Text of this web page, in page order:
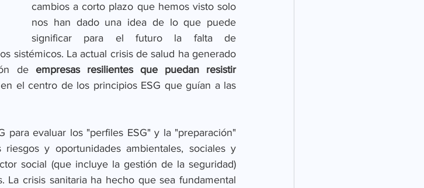
cambios a corto plazo que hemos visto solo
nos han dado una idea de lo que puede
significar para el futuro la falta de
sistémicos. La actual crisis de salud ha generado
de empresas resilientes que puedan resistir
el centro de los principios ESG que guían a las
para evaluar los "perfiles ESG" y la "preparación"
y oportunidades ambientales, sociales y
social (que incluye la gestión de la seguridad)
crisis sanitaria ha hecho que sea fundamental